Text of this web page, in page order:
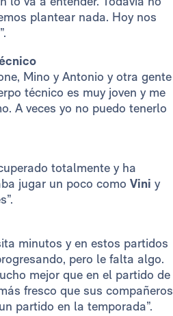
plantear nada. Hoy nos
Mino y Antonio y otra gente
técnico es muy joven y me
A veces yo no puedo tenerlo
totalmente y ha
jugar un poco como Vini y
minutos y en estos partidos
pero le falta algo.
mejor que en el partido de
fresco que sus compañeros
partido en la temporada”.